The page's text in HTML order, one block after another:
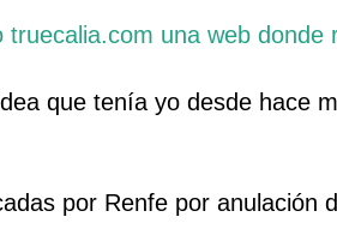
truecalia.com una web donde
que tenía yo desde hace
por Renfe por anulación